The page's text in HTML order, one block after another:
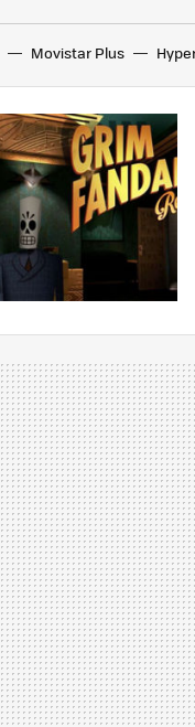
Movistar Plus